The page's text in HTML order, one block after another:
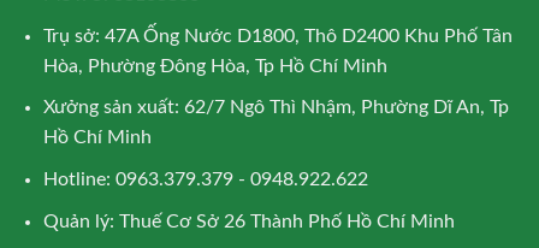
Trụ sở: 47A Ống Nước D1800, Thô D2400 Khu Phố Tân
Hòa, Phường Đông Hòa, Tp Hồ Chí Minh
Xưởng sản xuất: 62/7 Ngô Thì Nhậm, Phường Dĩ An, Tp
Hồ Chí Minh
Hotline: 0963.379.379 - 0948.922.622
Quản lý: Thuế Cơ Sở 26 Thành Phố Hồ Chí Minh